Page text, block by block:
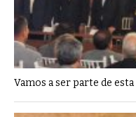
Vamos a ser parte de